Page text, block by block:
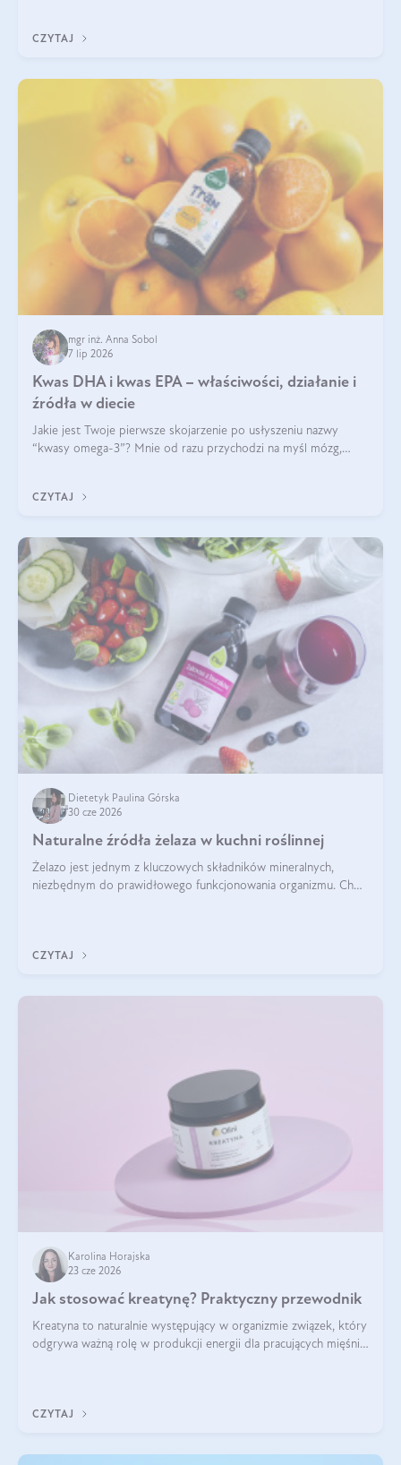
CZYTAJ
mgr inż. Anna Sobol
7 lip 2026
Kwas DHA i kwas EPA – właściwości, działanie i
źródła w diecie
Jakie jest Twoje pierwsze skojarzenie po usłyszeniu nazwy
“kwasy omega-3”? Mnie od razu przychodzi na myśl mózg,
EPA.
CZYTAJ
Dietetyk Paulina Górska
30 cze 2026
Naturalne źródła żelaza w kuchni roślinnej
Żelazo jest jednym z kluczowych składników mineralnych,
niezbędnym do prawidłowego funkcjonowania organizmu. Choć
CZYTAJ
Karolina Horajska
23 cze 2026
Jak stosować kreatynę? Praktyczny przewodnik
Kreatyna to naturalnie występujący w organizmie związek, który
odgrywa ważną rolę w produkcji energii dla pracujących mięśni.
CZYTAJ